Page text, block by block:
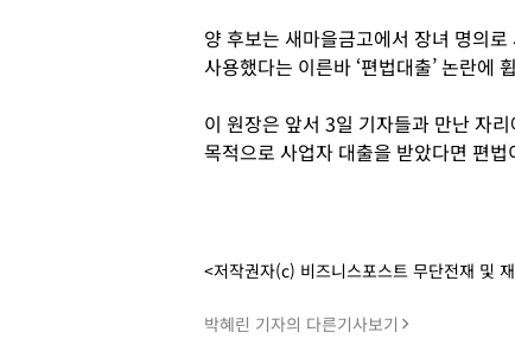
양 후보는 새마을금고에서 장녀 명의
사용했다는 이른바 ‘편법대출’ 논란에
이 원장은 앞서 3일 기자들과 만난 자
목적으로 사업자 대출을 받았다면 편
<저작권자(c) 비즈니스포스트 무단전재 및
박혜린 기자의 다른기사보기